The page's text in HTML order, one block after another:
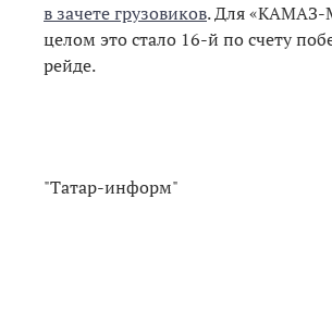
в зачете грузовиков. Для «КАМАЗ-
целом это стало 16-й по счету
рейде.
"Татар-информ"